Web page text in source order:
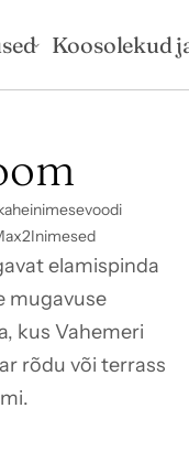
Koosolekud
2Inimesed
elamispinda
mugavuse
kus Vahemeri
rõdu või terrass